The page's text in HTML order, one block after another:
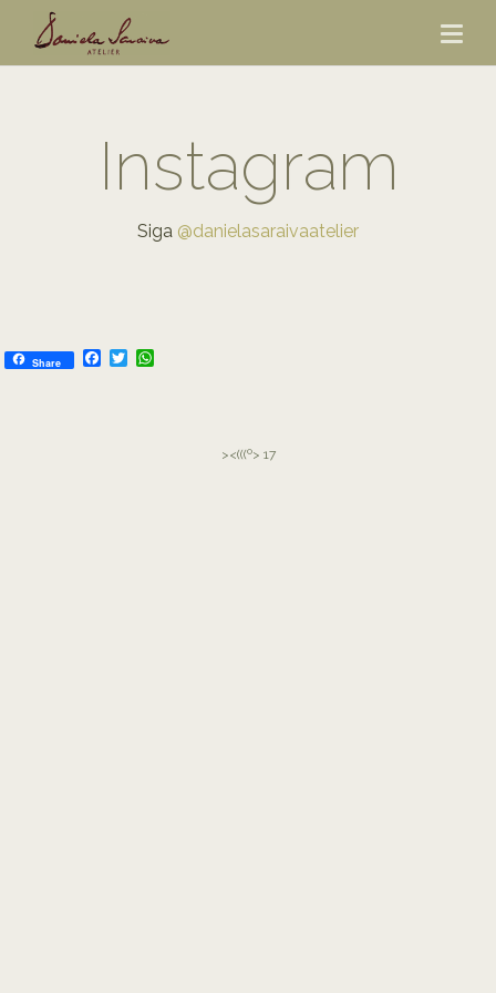
Instagram
Siga @danielasaraivaatelier
Share Facebook
Twitter
><(((º> 17